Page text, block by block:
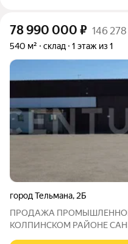
78 990 000 ₽ 146
540 м² склад 1 этаж из 1
город Тельмана, 2Б
ПРОДАЖА
КОЛПИНСКОМ РАЙОНЕ